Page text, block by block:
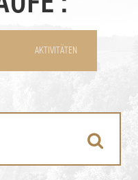
AKTIVITÄTEN